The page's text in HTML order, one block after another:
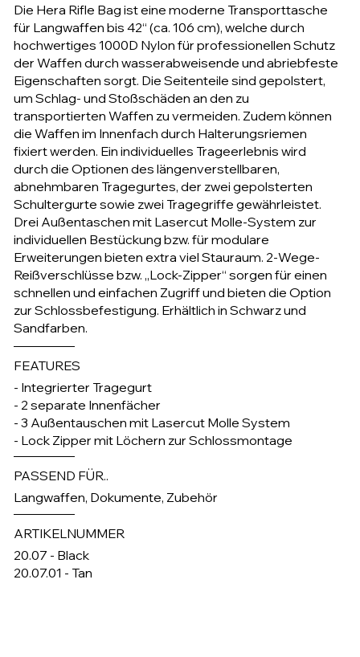
Die Hera Rifle Bag ist eine moderne Transporttasche
für Langwaffen bis 42“ (ca. 106 cm), welche durch
hochwertiges 1000D Nylon für professionellen Schutz
der Waffen durch wasserabweisende und abriebfeste
Eigenschaften sorgt. Die Seitenteile sind gepolstert,
um Schlag- und Stoßschäden an den zu
transportierten Waffen zu vermeiden. Zudem können
die Waffen im Innenfach durch Halterungsriemen
fixiert werden. Ein individuelles Trageerlebnis wird
durch die Optionen des längenverstellbaren,
abnehmbaren Tragegurtes, der zwei gepolsterten
Schultergurte sowie zwei Tragegriffe gewährleistet.
Drei Außentaschen mit Lasercut Molle-System zur
individuellen Bestückung bzw. für modulare
Erweiterungen bieten extra viel Stauraum. 2-Wege-
Reißverschlüsse bzw. „Lock-Zipper“ sorgen für einen
schnellen und einfachen Zugriff und bieten die Option
zur Schlossbefestigung. Erhältlich in Schwarz und
Sandfarben.
FEATURES
- Integrierter Tragegurt
- 2 separate Innenfächer
- 3 Außentauschen mit Lasercut Molle System
- Lock Zipper mit Löchern zur Schlossmontage
PASSEND FÜR..
Langwaffen, Dokumente, Zubehör
ARTIKELNUMMER
20.07 - Black
20.07.01 - Tan